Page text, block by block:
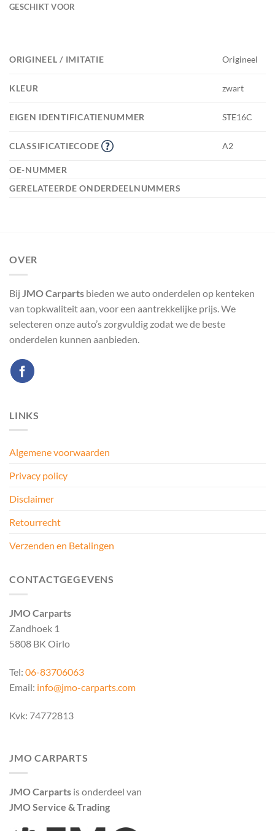
GESCHIKT VOOR
ORIGINEEL / IMITATIE Origineel
KLEUR zwart
EIGEN IDENTIFICATIENUMMER STE16C
CLASSIFICATIECODE A2
OE-NUMMER
GERELATEERDE ONDERDEELNUMMERS
OVER
Bij JMO Carparts bieden we auto onderdelen op kenteken
van topkwaliteit aan, voor een aantrekkelijke prijs. We
selecteren onze auto’s zorgvuldig zodat we de beste
onderdelen kunnen aanbieden.
LINKS
Algemene voorwaarden
Privacy policy
Disclaimer
Retourrecht
Verzenden en Betalingen
CONTACTGEGEVENS
JMO Carparts
Zandhoek 1
5808 BK Oirlo
Tel: 06-83706063
Email: info@jmo-carparts.com
Kvk: 74772813
JMO CARPARTS
JMO Carparts is onderdeel van
JMO Service & Trading